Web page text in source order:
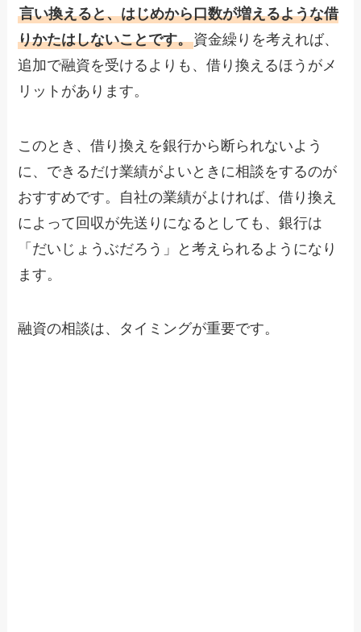
言い換えると、はじめから口数が増えるような借
りかたはしないことです。資金繰りを考えれば、
追加で融資を受けるよりも、借り換えるほうがメ
リットがあります。
このとき、借り換えを銀行から断られないよう
に、できるだけ業績がよいときに相談をするのが
おすすめです。自社の業績がよければ、借り換え
によって回収が先送りになるとしても、銀行は
「だいじょうぶだろう」と考えられるようになり
ます。
融資の相談は、タイミングが重要です。